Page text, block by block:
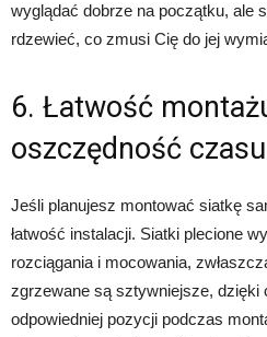
wyglądać dobrze na początku, ale
rdzewieć, co zmusi Cię do jej
6. Łatwość
oszczędność
Jeśli planujesz montować siatkę
łatwość instalacji. Siatki plecione
rozciągania i mocowania,
zgrzewane są sztywniejsze, dzięki
odpowiedniej pozycji podczas